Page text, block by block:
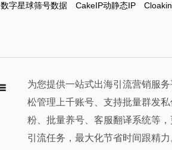
数字星球筛号数据 CakeIP动静态IP
为您提供一站式出海引流营销服
松管理上千账号、支持批量群发
粉、批量养号、客服翻译系统等
引流任务，最大化节省时间跟精力